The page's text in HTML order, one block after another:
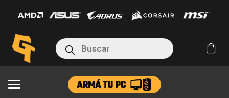
Búsqueda
de
productos
KINGSTON
960GB
A400
2.5
cantidad